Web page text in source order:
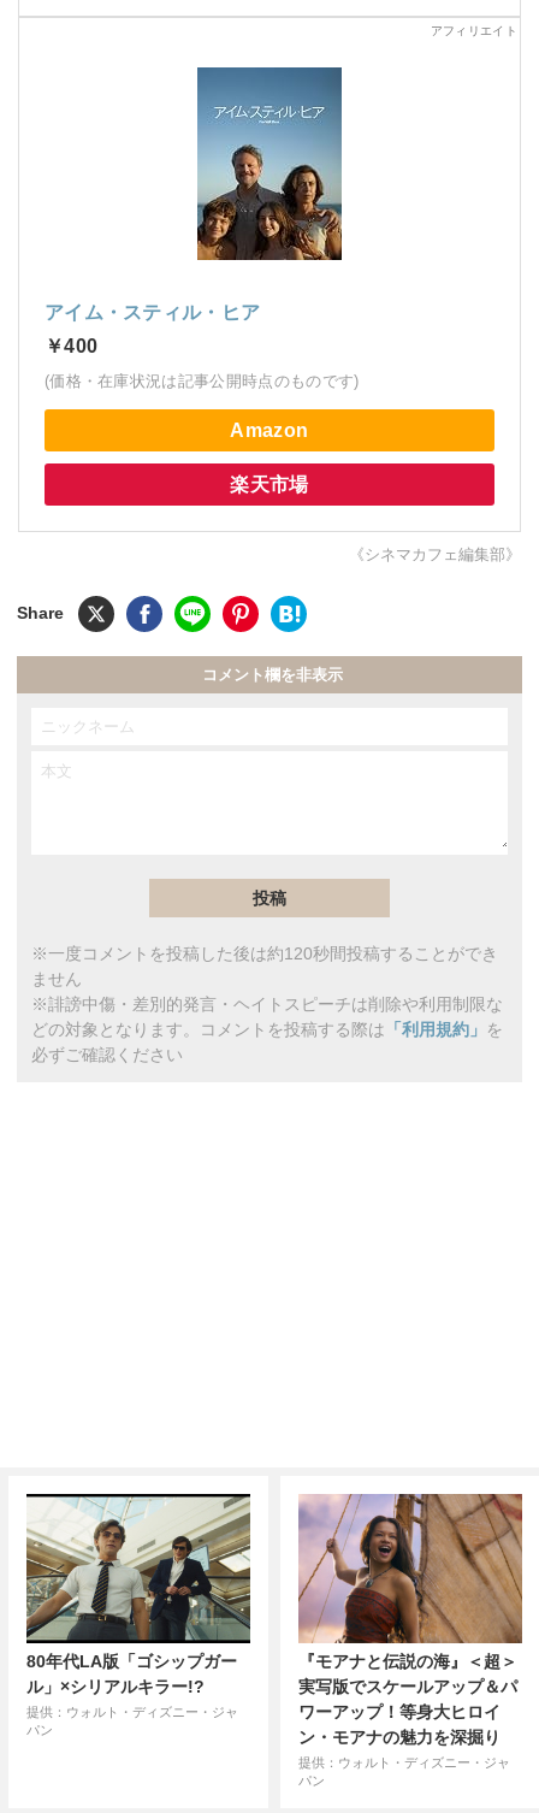
アイム・スティル・ヒア
￥400
(価格・在庫状況は記事公開時点のものです)
Amazon
楽天市場
《シネマカフェ編集部》
コメント欄を非表示
※一度コメントを投稿した後は約120秒間投稿することができ
ません
※誹謗中傷・差別的発言・ヘイトスピーチは削除や利用制限な
どの対象となります。コメントを投稿する際は 「利用規約」 を
必ずご確認ください
80年代LA版「ゴシップガー
ル」×シリアルキラー!?
提供：ウォルト・ディズニー・ジャ
パン
『モアナと伝説の海』＜超＞
実写版でスケールアップ＆パ
ワーアップ！等身大ヒロイ
ン・モアナの魅力を深掘り
提供：ウォルト・ディズニー・ジャ
パン